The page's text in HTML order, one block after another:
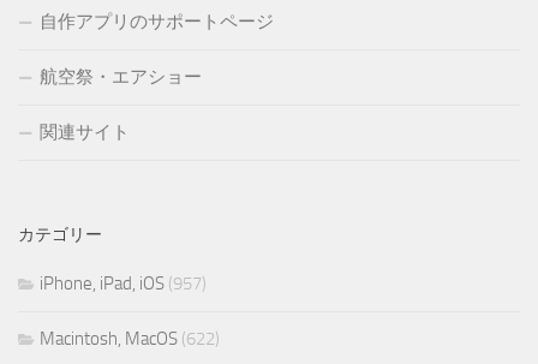
自作アプリのサポートページ
航空祭・エアショー
関連サイト
カテゴリー
iPhone, iPad, iOS (957)
Macintosh, MacOS (622)